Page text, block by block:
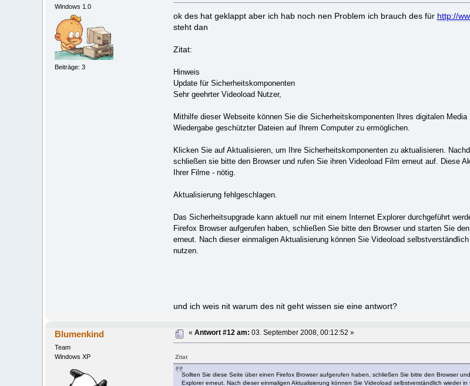
Windows 1.0
Beiträge: 3
ok des hat geklappt aber ich hab noch nen Problem ich brauch des für http://
steht dan
Zitat:
Hinweis
Update für Sicherheitskomponenten
Sehr geehrter Videoload Nutzer,
Mithilfe dieser Webseite können Sie die Sicherheitskomponenten Ihres digitalen
Wiedergabe geschützter Dateien auf Ihrem Computer zu ermöglichen.
Klicken Sie auf Aktualisieren, um Ihre Sicherheitskomponenten zu aktualisieren.
schließen sie bitte den Browser und rufen Sie ihren Videoload Film erneut auf. Diese
Ihrer Filme - nötig.
Aktualisierung fehlgeschlagen.
Das Sicherheitsupgrade kann aktuell nur mit einem Internet Explorer durchgeführt
Firefox Browser aufgerufen haben, schließen Sie bitte den Browser und starten Sie
erneut. Nach dieser einmaligen Aktualisierung können Sie Videoload
nutzen.
und ich weis nit warum des nit geht wissen sie eine antwort?
Blumenkind
Team
Windows XP
«Antwort #12 am: 03. September 2008, 00:12:52 »
Zitat
Sollten Sie diese Seite über einen Firefox Browser aufgerufen haben, schließen Sie bitte den Browser
Explorer erneut. Nach dieser einmaligen Aktualisierung können Sie Videoload selbstverständlich wieder in